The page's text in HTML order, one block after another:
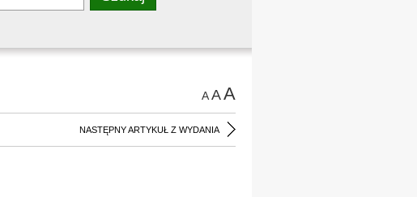
AAA
NASTĘPNY ARTYKUŁ Z WYDANIA